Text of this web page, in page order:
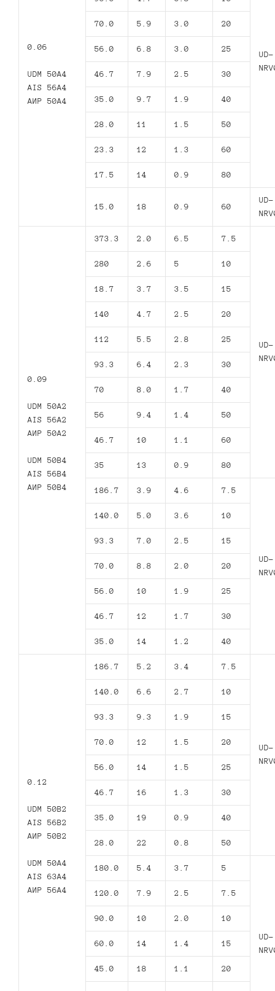
0.06
UDM 50A4
AIS 56A4
AИР 50А4
UD-
70.0 5.9 3.0 20
56.0 6.8 3.0 25
46.7 7.9 2.5 30
35.0 9.7 1.9 40
28.0 11 1.5 50
23.3 12 1.3 60
17.5 14 0.9 80
15.0 18 0.9 60
UD-
0.09
UDM 50A2
AIS 56A2
АИР 50А2
UDM 50B4
AIS 56B4
АИР 50В4
373.3 2.0 6.5 7.5
UD-
280 2.6 5 10
18.7 3.7 3.5 15
140 4.7 2.5 20
112 5.5 2.8 25
93.3 6.4 2.3 30
70 8.0 1.7 40
56 9.4 1.4 50
46.7 10 1.1 60
35 13 0.9 80
186.7 3.9 4.6 7.5
UD-
140.0 5.0 3.6 10
93.3 7.0 2.5 15
70.0 8.8 2.0 20
56.0 10 1.9 25
46.7 12 1.7 30
35.0 14 1.2 40
0.12
UDM 50B2
AIS 56B2
АИР 50В2
UDM 50A4
AIS 63A4
АИР 56А4
186.7 5.2 3.4 7.5
UD-
140.0 6.6 2.7 10
93.3 9.3 1.9 15
70.0 12 1.5 20
56.0 14 1.5 25
46.7 16 1.3 30
35.0 19 0.9 40
28.0 22 0.8 50
180.0 5.4 3.7 5
UD-
120.0 7.9 2.5 7.5
90.0 10 2.0 10
60.0 14 1.4 15
45.0 18 1.1 20